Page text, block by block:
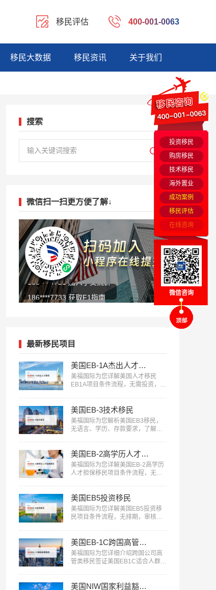
移民评估 400-001-0063
移民大数据 移民资讯 关于我们
搜索
微信扫一扫更方便了解↓
186****7733 获取F1指南
135****1138 进入美签群
最新移民项目
美国EB-1A杰出人才移民
美福国际为您详解美国人才移民
EB1A项目条件流程，无需投资，审
美国EB-3技术移民
美福国际为您解析美国EB3移民，
无语言、学历、存款要求，了解申
美国EB-2高学历人才担保移民
美福国际为您详解美国EB-2高学历
人才担保移民项目条件流程，无需
美国EB5投资移民
美福国际为您详解美国EB5投资移
民项目条件流程，无排期，审核
美国EB-1C跨国高管移民
美福国际为您详细介绍跨国公司高
管类移民签证美国EB1C适合人群、
美国NIW国家利益豁免移民
投资移民
购房移民
技术移民
海外置业
成功案例
移民评估
在线咨询
微信咨询